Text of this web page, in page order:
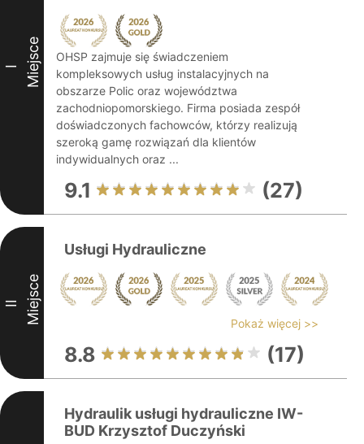
I Miejsce
OHSP zajmuje się świadczeniem
kompleksowych usług instalacyjnych na
obszarze Polic oraz województwa
zachodniopomorskiego. Firma posiada zespół
doświadczonych fachowców, którzy realizują
szeroką gamę rozwiązań dla klientów
indywidualnych oraz ...
9.1 (27)
II Miejsce
Usługi Hydrauliczne
Pokaż więcej >>
8.8 (17)
Hydraulik usługi hydrauliczne IW-
BUD Krzysztof Duczyński